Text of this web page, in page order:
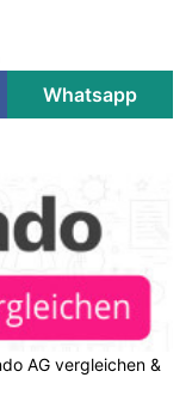
Whatsapp
AG vergleichen &